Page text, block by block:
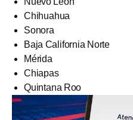
Chihuahua
Sonora
Baja California Norte
Mérida
Chiapas
Quintana Roo